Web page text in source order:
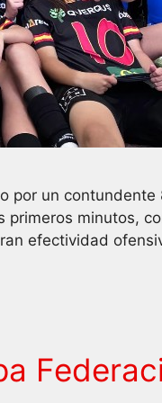
por un
minutos,
efectividad